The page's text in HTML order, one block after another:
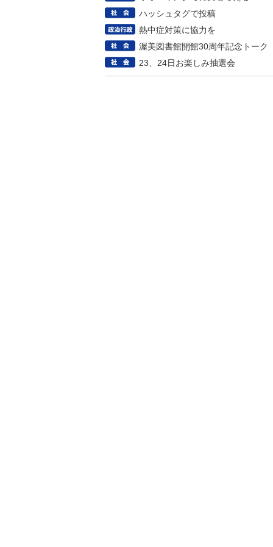
ハッシュタグで投稿
熱中症対策に協力を
渥美図書館開館30周年記念トーク
23、24日お楽しみ抽選会